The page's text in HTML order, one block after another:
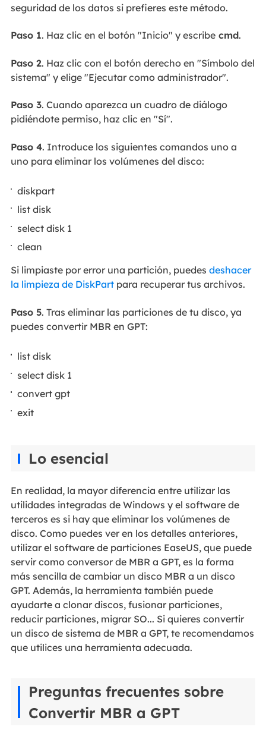
seguridad de los datos si prefieres este método.
Paso 1. Haz clic en el botón "Inicio" y escribecmd.
Paso 2. Haz clic con el botón derecho en "Símbolo del
sistema" y elige "Ejecutar como administrador".
Paso 3. Cuando aparezca un cuadro de diálogo
pidiéndote permiso, haz clic en "Sí".
Paso 4. Introduce los siguientes comandos uno a
uno para eliminar los volúmenes del disco:
diskpart
list disk
select disk 1
clean
Si limpiaste por error una partición, puedes deshacer
la limpieza de DiskPartpara recuperar tus archivos.
Paso 5. Tras eliminar las particiones de tu disco, ya
puedes convertir MBR en GPT:
list disk
select disk 1
convert gpt
exit
Lo esencial
En realidad, la mayor diferencia entre utilizar las
utilidades integradas de Windows y el software de
terceros es si hay que eliminar los volúmenes de
disco. Como puedes ver en los detalles anteriores,
utilizar el software de particiones EaseUS, que puede
servir como conversor de MBR a GPT, es la forma
más sencilla de cambiar un disco MBR a un disco
GPT. Además, la herramienta también puede
ayudarte a clonar discos, fusionar particiones,
reducir particiones, migrar SO... Si quieres convertir
un disco de sistema de MBR a GPT, te recomendamos
que utilices una herramienta adecuada.
Preguntas frecuentes sobre
Convertir MBR a GPT